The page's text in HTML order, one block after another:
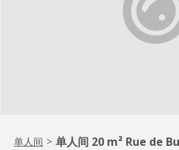
单人间 > 单人间 20 m² Rue de